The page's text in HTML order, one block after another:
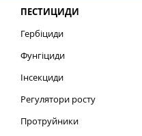
ПЕСТИЦИДИ
Гербіциди
Фунгіциди
Інсекциди
Регулятори росту
Протруйники